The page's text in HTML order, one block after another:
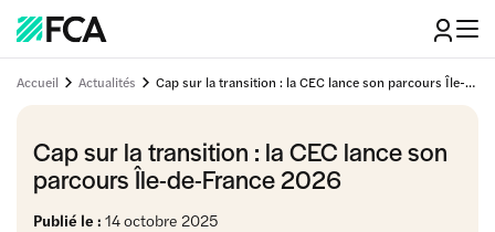
Accueil Actualités Cap sur la transition : la CEC lance son parcours Île-de-France 2026
Cap sur la transition : la CEC lance son
parcours Île-de-France 2026
Publié le : 14 octobre 2025